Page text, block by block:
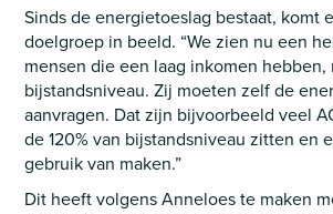
Sinds de energietoeslag bestaat, komt
doelgroep in beeld. “We zien nu een
mensen die een laag inkomen hebben,
bijstandsniveau. Zij moeten zelf de
aanvragen. Dat zijn bijvoorbeeld veel
de 120% van bijstandsniveau zitten en
gebruik van maken.”
Dit heeft volgens Anneloes te maken